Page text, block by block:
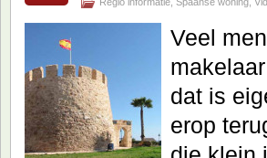
Veel
dat is
erop